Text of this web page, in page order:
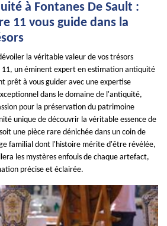
à Fontanes De Sault :
11 vous guide dans la
la véritable valeur de vos trésors
un éminent expert en estimation antiquité
prêt à vous guider avec une expertise
dans le domaine de l'antiquité,
pour la préservation du patrimoine
unique de découvrir la véritable essence de
une pièce rare dénichée dans un coin de
familial dont l'histoire mérite d'être révélée,
les mystères enfouis de chaque artefact,
précise et éclairée.